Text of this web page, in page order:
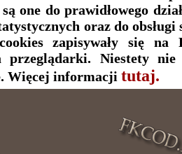
one do prawidłowego
oraz do
zapisywały się na
przeglądarki. Niestety
Więcej informacji tutaj.